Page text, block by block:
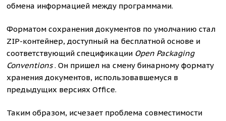
обмена информацией между программами.
Форматом сохранения документов по умолчанию стал
ZIP-контейнер, доступный на бесплатной основе и
соответствующий спецификации Open Packaging
Conventions. Он пришел на смену бинарному формату
хранения документов, использовавшемуся в
предыдущих версиях Office.
Таким образом, исчезает проблема совместимости